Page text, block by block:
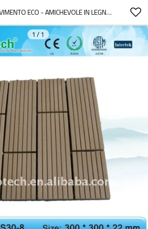
DECKING/PAVIMENTO ECO - AMICHEVOLE IN LEGNO COMPOSITO DI PLASTICA
1 / 1